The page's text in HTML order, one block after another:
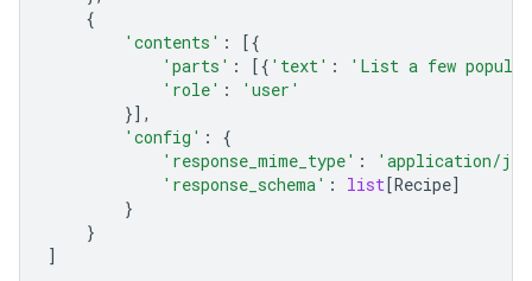
{
'contents' :
[{
'parts' : [{ 'text' :
'List a few
'role' :
'user'
}],
'config' :
{
'response_mime_type' :
'application/
'response_schema' : list[Recipe]
}
}
]